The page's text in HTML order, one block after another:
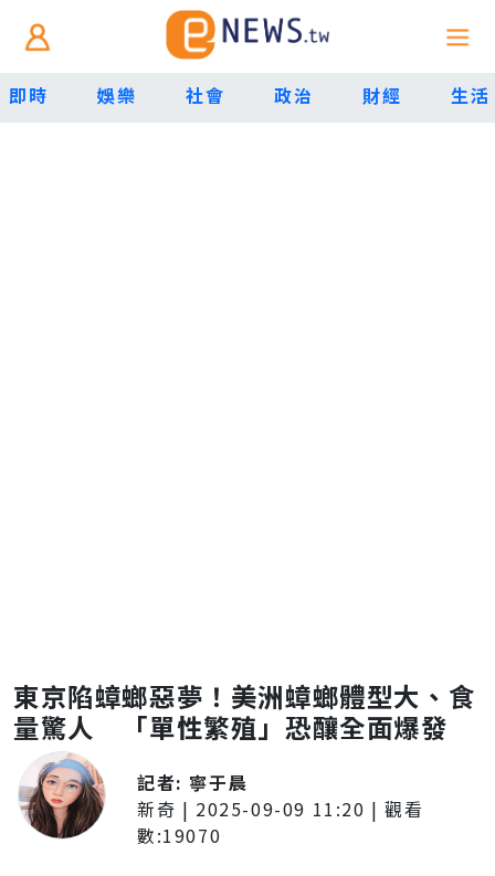
即時 娛樂 社會 政治 財經 生活
東京陷蟑螂惡夢！美洲蟑螂體型大、食
量驚人 「單性繁殖」恐釀全面爆發
記者: 寧于晨
新奇 | 2025-09-09 11:20 | 觀看
數:19070